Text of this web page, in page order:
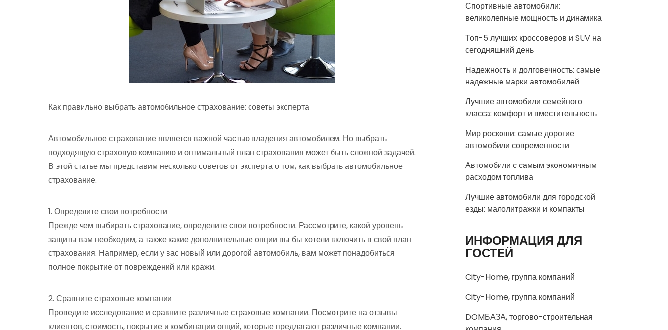
Как правильно выбрать автомобильное страхование: советы эксперта
Автомобильное страхование является важной частью владения автомобилем. Но выбрать
подходящую страховую компанию и оптимальный план страхования может быть сложной задачей.
В этой статье мы представим несколько советов от эксперта о том, как выбрать автомобильное
страхование.
1. Определите свои потребности
Прежде чем выбирать страхование, определите свои потребности. Рассмотрите, какой уровень
защиты вам необходим, а также какие дополнительные опции вы бы хотели включить в свой план
страхования. Например, если у вас новый или дорогой автомобиль, вам может понадобиться
полное покрытие от повреждений или кражи.
2. Сравните страховые компании
Проведите исследование и сравните различные страховые компании. Посмотрите на отзывы
клиентов, стоимость, покрытие и комбинации опций, которые предлагают различные компании.
Спортивные автомобили:
великолепные мощность и динамика
Топ-5 лучших кроссоверов и SUV на
сегодняшний день
Надежность и долговечность: самые
надежные марки автомобилей
Лучшие автомобили семейного
класса: комфорт и вместительность
Мир роскоши: самые дорогие
автомобили современности
Автомобили с самым экономичным
расходом топлива
Лучшие автомобили для городской
езды: малолитражки и компакты
ИНФОРМАЦИЯ ДЛЯ
ГОСТЕЙ
City-Home, группа компаний
City-Home, группа компаний
DOMБАЗА, торгово-строительная